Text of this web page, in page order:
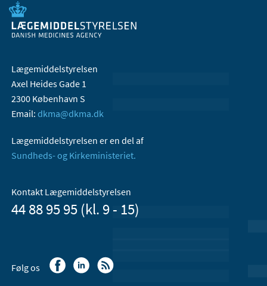
Lægemiddelstyrelsen
Axel Heides Gade 1
2300 København S
Email: dkma@dkma.dk
Lægemiddelstyrelsen er en del af
Sundheds- og Kirkeministeriet.
Kontakt Lægemiddelstyrelsen
44 88 95 95 (kl. 9 - 15)
Følg os